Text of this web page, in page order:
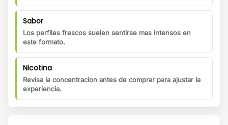
Sabor
Los perfiles frescos suelen sentirse mas intensos en
este formato.
Nicotina
Revisa la concentracion antes de comprar para ajustar la
experiencia.